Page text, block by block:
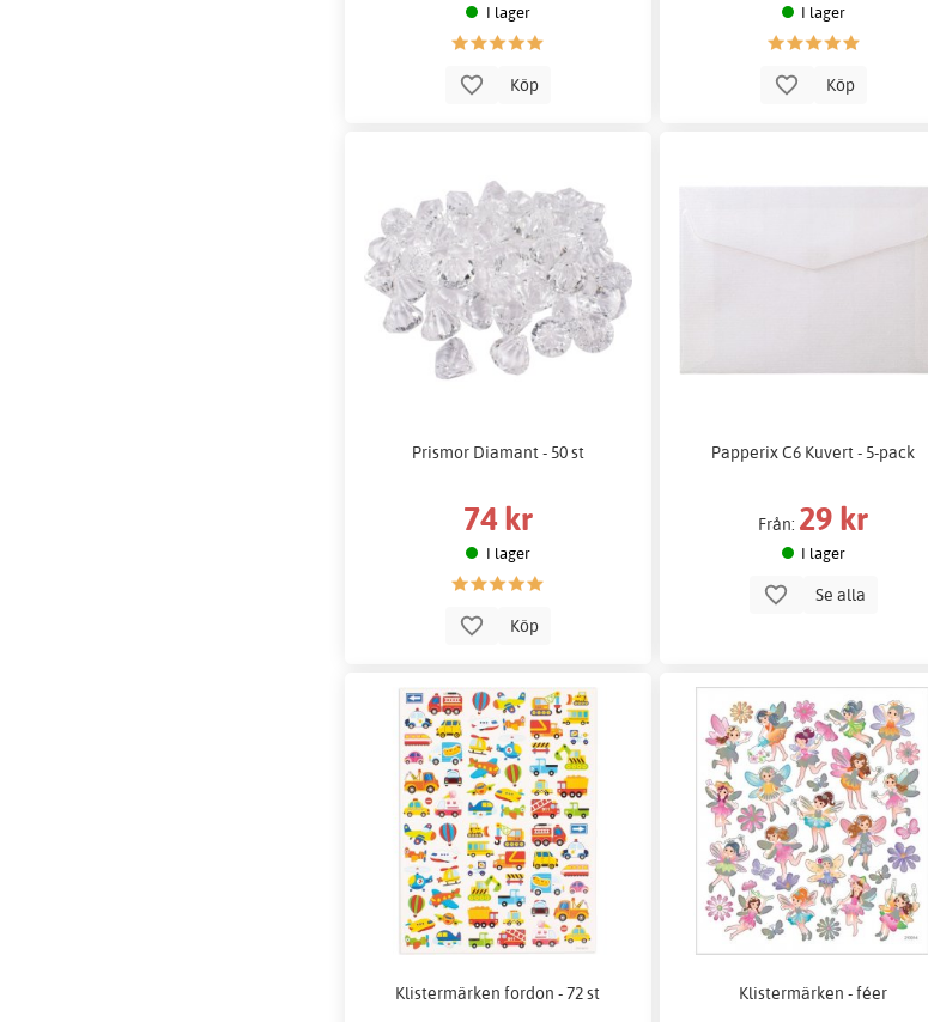
I lager
Köp
I lager
Köp
Prismor Diamant - 50 st
74 kr
I lager
Köp
Papperix C6 Kuvert - 5-pack
Från: 29 kr
I lager
Se alla
Klistermärken fordon - 72 st Klistermärken - féer